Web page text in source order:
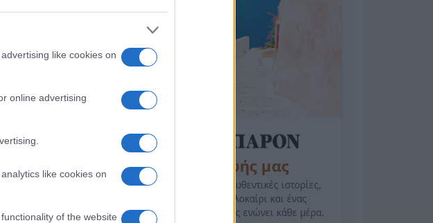
like cookies on
online advertising
like cookies on
of the website
της Ζωής μας
Οι άνθρωποι, οι αυθεντικές ιστορίες,
το ελληνικό καλοκαίρι και ένας
πολιτισμός που μας ενώνει κάθε μέρα.